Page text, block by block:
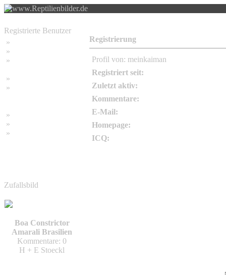
Registrierte Benutzer
»
»
»
»
»
»
»
»
Zufallsbild
Boa Constrictor
Amarali Brasilien
Kommentare: 0
H + E Stoeckl
Registrierung
Profil von: meinkaiman
Registriert seit:
Zuletzt aktiv:
Kommentare:
E-Mail:
Homepage:
ICQ: